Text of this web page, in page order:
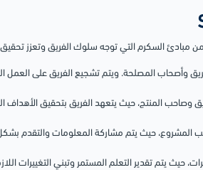
وأصحاب المصلحة. ويتم تشجيع الفريق على
وصاحب المنتج، حيث يتعهد الفريق بتحقيق
المشروع، حيث يتم مشاركة المعلومات والتقدم
حيث يتم تقدير التعلم المستمر وتبني التغييرات